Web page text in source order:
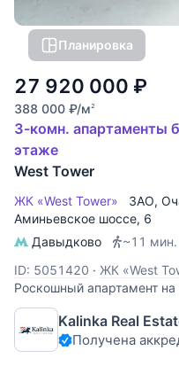
Планировка
27 920 000 ₽
388 000 ₽/м2
3-комн. апартаменты
этаже
West Tower
ЖК «West Tower» ЗАО,
Аминьевское шоссе, 6
Давыдково
~11
ID: 5051420 · ЖК «West
Роскошный апартамент
комплекса West Tower.
личного проживания или
доходностью.
Kalinka Real
Получена